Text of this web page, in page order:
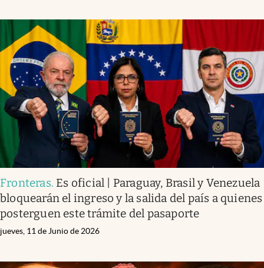
Fronteras. Es oficial | Paraguay, Brasil y Venezuela
bloquearán el ingreso y la salida del país a quienes
posterguen este trámite del pasaporte
jueves, 11 de Junio de 2026